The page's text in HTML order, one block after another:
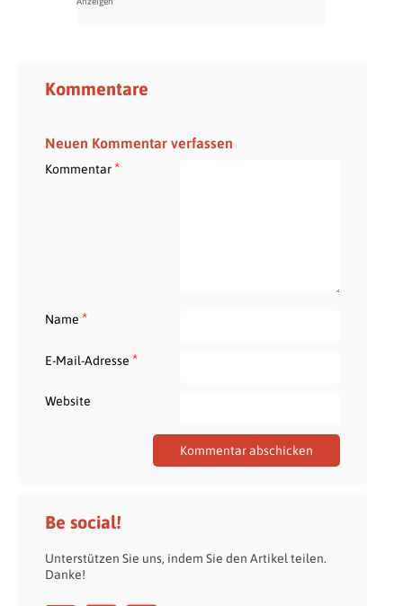
Kommentare
Neuen Kommentar verfassen
Kommentar*
Name *
E-Mail-Adresse *
Website
Be social!
Unterstützen Sie uns, indem Sie den Artikel teilen.
Danke!